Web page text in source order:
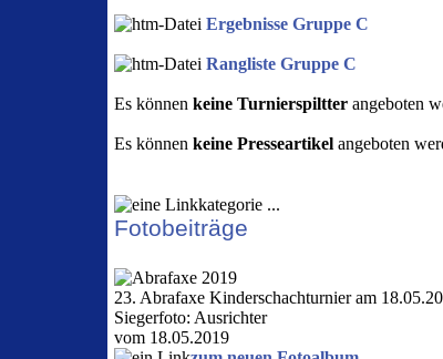
Ergebnisse Gruppe C
Rangliste Gruppe C
Es könnenkeine Turnierspiltter angeboten
Es könnenkeine Presseartikel angeboten
Fotobeiträge
23. Abrafaxe Kinderschachturnier am
Siegerfoto: Ausrichter
vom 18.05.2019